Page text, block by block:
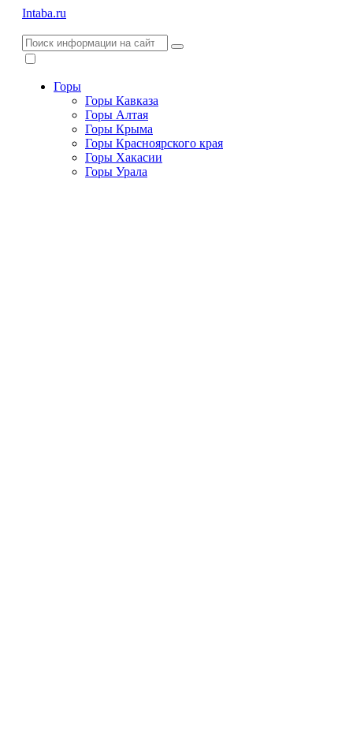
Intaba.ru
Горы
Горы Кавказа
Горы Алтая
Горы Крыма
Горы Красноярского края
Горы Хакасии
Горы Урала